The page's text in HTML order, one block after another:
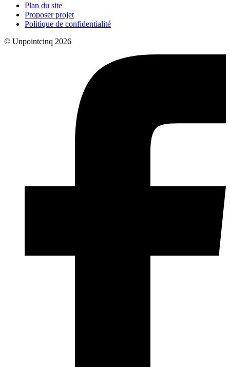
Plan du site
Proposer projet
Politique de confidentialité
© Unpointcinq 2026